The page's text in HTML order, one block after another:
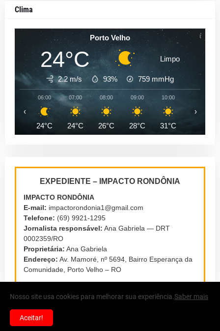
Clima
Porto Velho
24°C Limpo
2.2 m/s 93% 759 mmHg
06:00
24°C
07:00
24°C
08:00
26°C
09:00
28°C
10:00
31°C
‹ ›
EXPEDIENTE – IMPACTO RONDÔNIA
IMPACTO RONDÔNIA
E-mail: impactorondonia1@gmail.com
Telefone: (69) 9921-1295
Jornalista responsável: Ana Gabriela — DRT
0002359/RO
Proprietária: Ana Gabriela
Endereço: Av. Mamoré, nº 5694, Bairro Esperança da
Comunidade, Porto Velho – RO
Nosso site usa cookies para melhorar sua experiência.Saber mais
Aceitar!